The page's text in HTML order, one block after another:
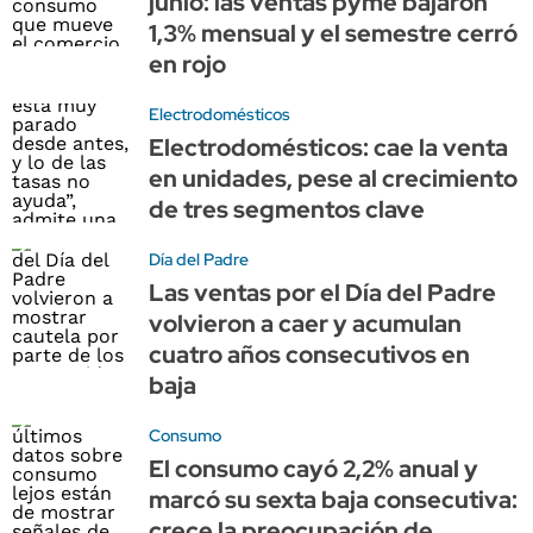
1,3% mensual y el semestre cerró
en rojo
Electrodomésticos
Electrodomésticos: cae la venta
en unidades, pese al crecimiento
de tres segmentos clave
Día del Padre
Las ventas por el Día del Padre
volvieron a caer y acumulan
cuatro años consecutivos en
baja
Consumo
El consumo cayó 2,2% anual y
marcó su sexta baja consecutiva: